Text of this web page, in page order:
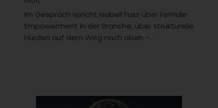
Im Gespräch spricht Isabell Fuss über Female
Empowerment in der Branche, über strukturelle
Hürden auf dem Weg nach oben –...